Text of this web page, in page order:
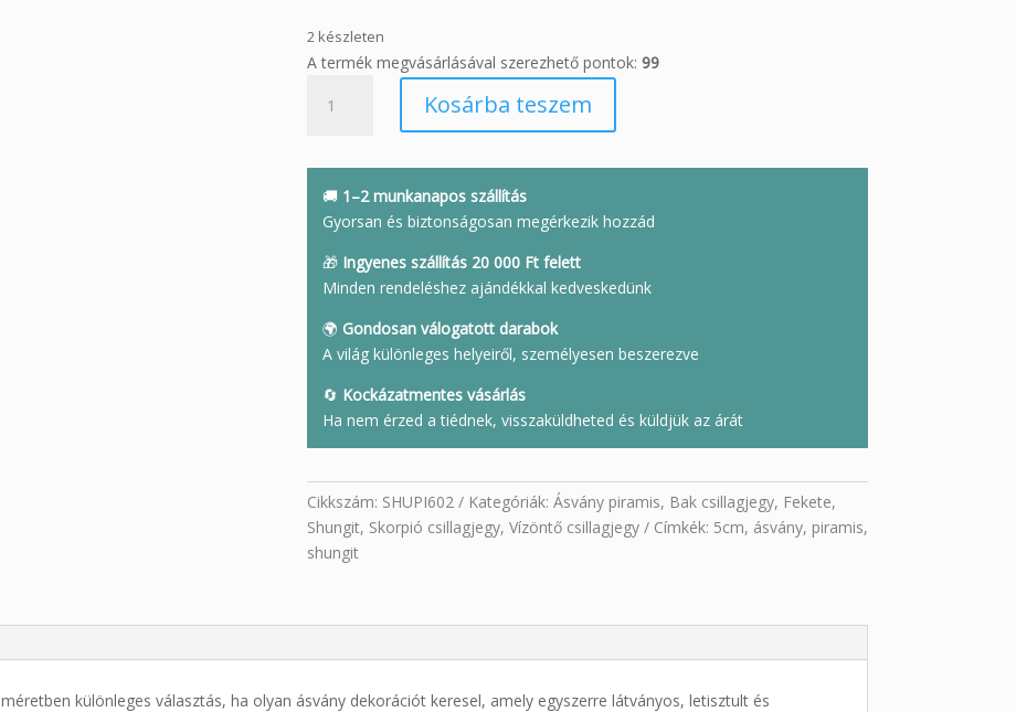
2 készleten
A termék megvásárlásával szerezhető pontok: 99
ásvány
cm
mennyiség
Kosárba teszem
🚚 1–2 munkanapos szállítás
Gyorsan és biztonságosan megérkezik hozzád
🎁 Ingyenes szállítás 20 000 Ft felett
Minden rendeléshez ajándékkal kedveskedünk
🌍 Gondosan válogatott darabok
A világ különleges helyeiről, személyesen beszerezve
🔄 Kockázatmentes vásárlás
Ha nem érzed a tiédnek, visszaküldheted és küldjük az árát
Cikkszám: SHUPI602 Kategóriák: Ásvány piramis, Bak csillagjegy, Fekete,
Shungit, Skorpió csillagjegy, Vízöntő csillagjegy Címkék: 5cm, ásvány, piramis,
shungit
különleges választás, ha olyan ásvány dekorációt keresel, amely egyszerre látványos, letisztult és